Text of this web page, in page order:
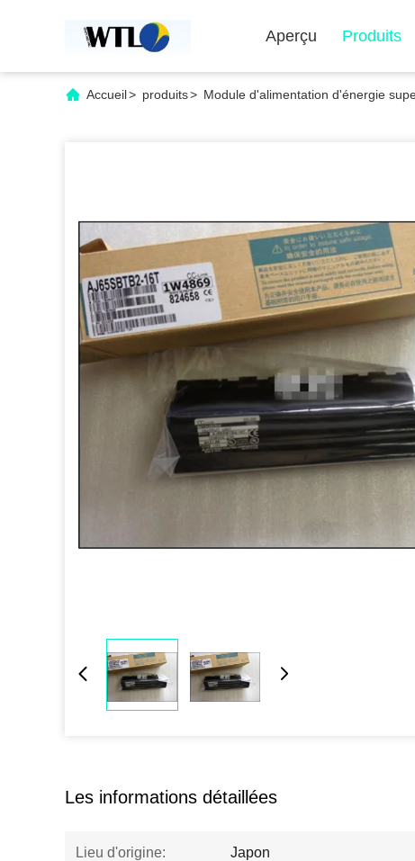
Aperçu Produits
Accueil> produits> Module d'alimentation d'énergie
Les informations détaillées
Lieu d'origine: Japon